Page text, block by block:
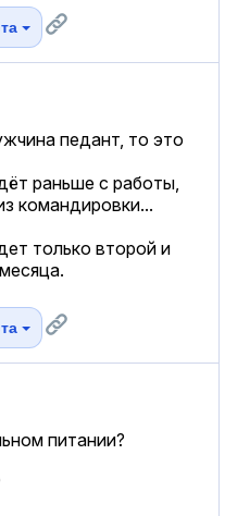
педант, то это
раньше с работы,
командировки...
только второй и
питании?